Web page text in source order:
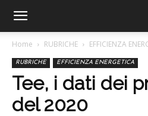
Home RUBRICHE EFFICIENZA
RUBRICHE EFFICIENZA ENERGETICA
Tee, i dati dei
del 2020